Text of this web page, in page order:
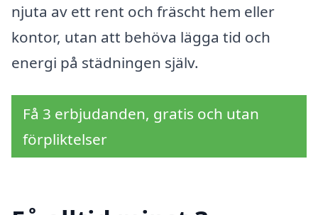
njuta av ett rent och fräscht hem eller
kontor, utan att behöva lägga tid och
energi på städningen själv.
Få 3 erbjudanden, gratis och utan
förpliktelser